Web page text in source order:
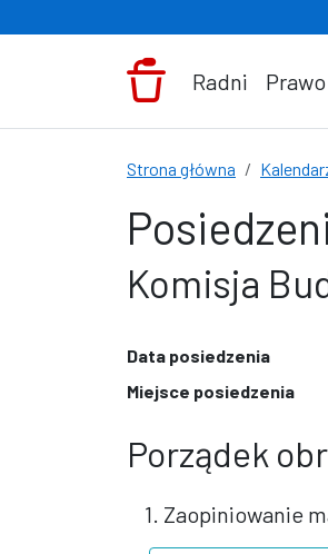
Radni
Strona główna
Komisja
Data posiedzenia
Miejsce posiedzenia
Porządek
1. Zaopiniowanie